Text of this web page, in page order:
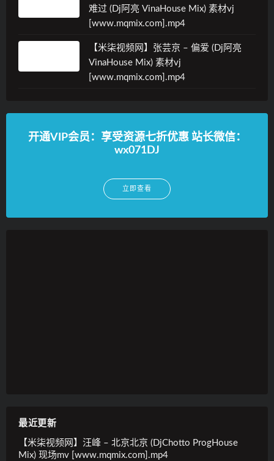
难过 (Dj阿亮 VinaHouse Mix) 素材vj
[www.mqmix.com].mp4
【米柒视频网】张芸京 – 偏爱 (Dj阿亮
VinaHouse Mix) 素材vj
[www.mqmix.com].mp4
开通VIP会员：享受资源七折优惠 站长微信：
wx071DJ
立即查看
最近更新
【米柒视频网】汪峰 – 北京北京 (DjChotto ProgHouse
Mix) 现场mv [www.mqmix.com].mp4